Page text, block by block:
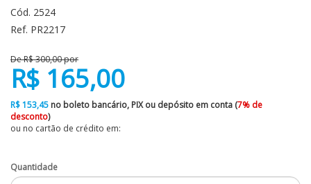
Cód. 2524
Ref. PR2217
De R$ 300,00 por
R$ 165,00
R$ 153,45 no boleto bancário, PIX ou depósito em conta (7% de
desconto)
ou no cartão de crédito em:
Quantidade